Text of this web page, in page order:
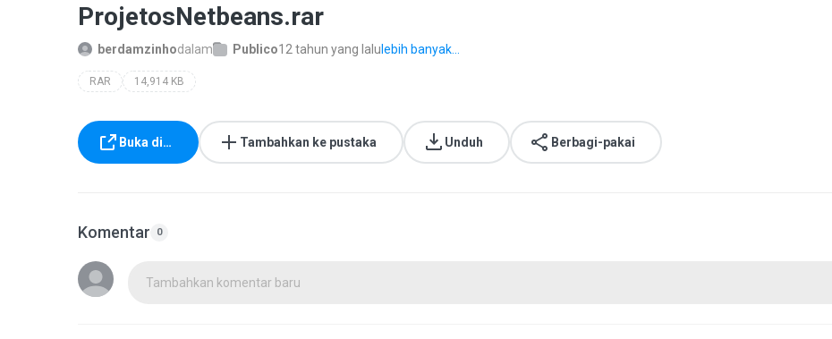
ProjetosNetbeans.rar
berdamzinhodalam Publico12 tahun yang lalu lebih banyak...
RAR 14,914 KB
Buka di… Tambahkan ke pustaka Unduh Berbagi-pakai
Komentar 0
Tambahkan komentar baru